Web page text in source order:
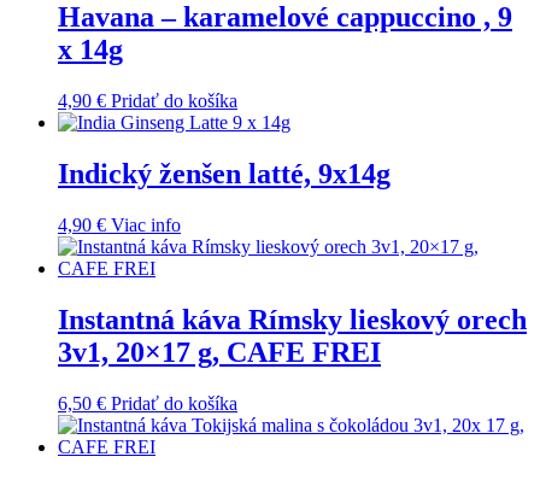
Havana – karamelové cappuccino , 9
x 14g
4,90 € Pridať do košíka
Indický ženšen latté, 9x14g
4,90 € Viac info
Instantná káva Rímsky lieskový orech
3v1, 20×17 g, CAFE FREI
6,50 € Pridať do košíka